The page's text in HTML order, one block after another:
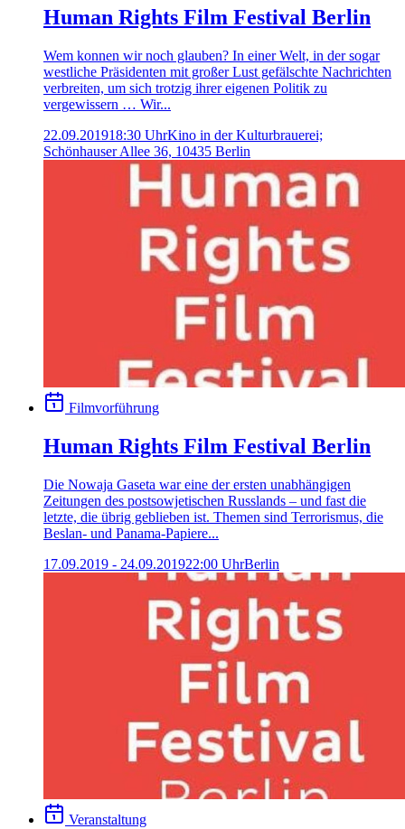
Human Rights Film Festival Berlin
Wem konnen wir noch glauben? In einer Welt, in der sogar
westliche Präsidenten mit großer Lust gefälschte Nachrichten
verbreiten, um sich trotzig ihrer eigenen Politik zu
vergewissern … Wir...
22.09.201918:30 UhrKino in der Kulturbrauerei;
Schönhauser Allee 36, 10435 Berlin
Filmvorführung
Human Rights Film Festival Berlin
Die Nowaja Gaseta war eine der ersten unabhängigen
Zeitungen des postsowjetischen Russlands – und fast die
letzte, die übrig geblieben ist. Themen sind Terrorismus, die
Beslan- und Panama-Papiere...
17.09.2019 - 24.09.201922:00 UhrBerlin
Veranstaltung